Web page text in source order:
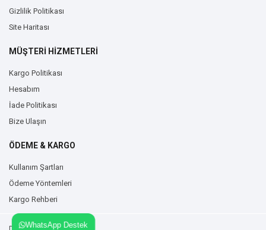
Gizlilik Politikası
Site Haritası
MÜŞTERİ HİZMETLERİ
Kargo Politikası
Hesabım
İade Politikası
Bize Ulaşın
ÖDEME & KARGO
Kullanım Şartları
Ödeme Yöntemleri
Kargo Rehberi
WhatsApp Destek